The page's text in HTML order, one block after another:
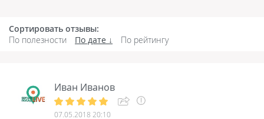
Сортировать отзывы:
По полезности
По дате По рейтингу
Иван Иванов
07.05.2018 20:10